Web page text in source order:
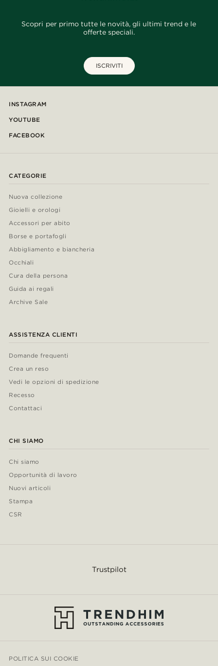
Scopri per primo tutte le novità, gli ultimi trend e le
offerte speciali.
ISCRIVITI
INSTAGRAM
YOUTUBE
FACEBOOK
CATEGORIE
Nuova collezione
Gioielli e orologi
Accessori per abito
Borse e portafogli
Abbigliamento e biancheria
Occhiali
Cura della persona
Guida ai regali
Archive Sale
ASSISTENZA CLIENTI
Domande frequenti
Crea un reso
Vedi le opzioni di spedizione
Recesso
Contattaci
CHI SIAMO
Chi siamo
Opportunità di lavoro
Nuovi articoli
Stampa
CSR
Trustpilot
POLITICA SUI COOKIE